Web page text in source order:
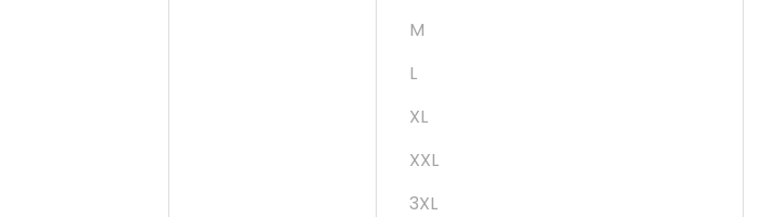
M
L
XL
XXL
3XL